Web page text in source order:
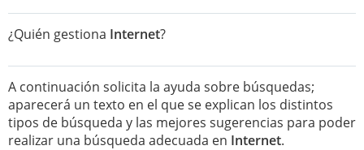
¿Quién gestiona Internet?
A continuación solicita la ayuda sobre búsquedas;
aparecerá un texto en el que se explican los distintos
tipos de búsqueda y las mejores sugerencias para poder
realizar una búsqueda adecuada en Internet.